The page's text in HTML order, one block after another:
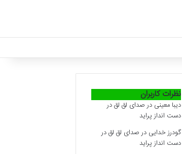
نظرات کاربران
دیبا معینی درصدای لق لق در
دست انداز پراید
گودرز خدایی درصدای لق لق در
دست انداز پراید